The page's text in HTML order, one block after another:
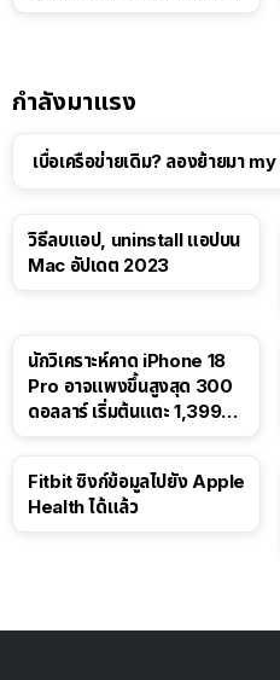
กำลังมาแรง
เบื่อเครือข่ายเดิม? ลองย้ายมา
วิธีลบแอป, uninstall แอปบน
Mac อัปเดต 2023
นักวิเคราะห์คาด iPhone 18
Pro อาจแพงขึ้นสูงสุด 300
ดอลลาร์ เริ่มต้นแตะ 1,399
Fitbit ซิงก์ข้อมูลไปยัง Apple
Health ได้แล้ว